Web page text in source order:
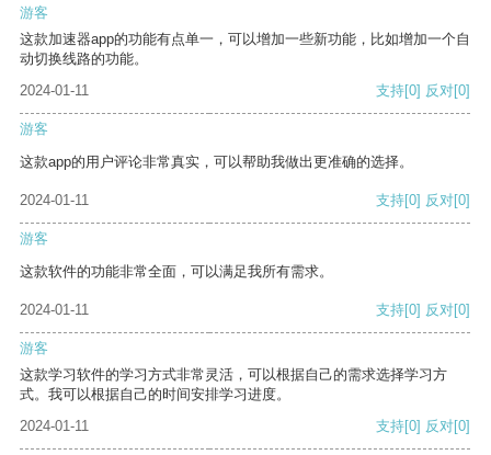
游客
这款加速器app的功能有点单一，可以增加一些新功能，比如增加一个自
动切换线路的功能。
2024-01-11
支持[0] 反对[0]
游客
这款app的用户评论非常真实，可以帮助我做出更准确的选择。
2024-01-11 支持[0] 反对[0]
游客
这款软件的功能非常全面，可以满足我所有需求。
2024-01-11 支持[0] 反对[0]
游客
这款学习软件的学习方式非常灵活，可以根据自己的需求选择学习方
式。我可以根据自己的时间安排学习进度。
2024-01-11
支持[0] 反对[0]